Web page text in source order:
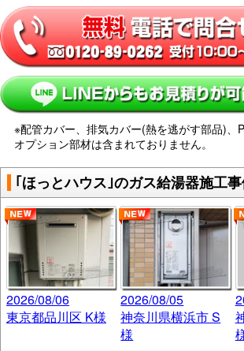
※配管カバー、排気カバー(熱を逃がす部品)、
オプション部材は含まれておりません。
｢ほっとハウス｣のガス給湯器施工
2026/08/06
東京都品川区 K様
2026/08/05
神奈川県横浜市 S
様